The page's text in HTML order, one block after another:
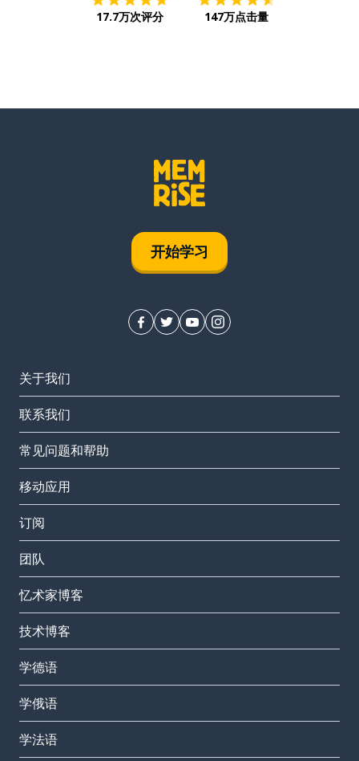
17.7万次评分 147万点击量
开始学习
关于我们
联系我们
常见问题和帮助
移动应用
订阅
团队
忆术家博客
技术博客
学德语
学俄语
学法语